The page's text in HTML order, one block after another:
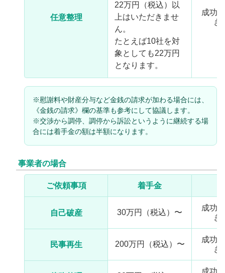
任意整理
22万円（税込）以
上はいただきませ
ん。
たとえば10社を対
象としても22万円
となります。
成功
き
※慰謝料や財産分与など金銭の請求が加わる場合には、
《金銭の請求》欄の基準も参考にして協議します。
※交渉から調停、調停から訴訟というように継続する場
合には着手金の額は半額になります。
事業者の場合
ご依頼事項 着手金
自己破産 30万円（税込）〜
成功
き
民事再生 200万円（税込）〜
成功
き